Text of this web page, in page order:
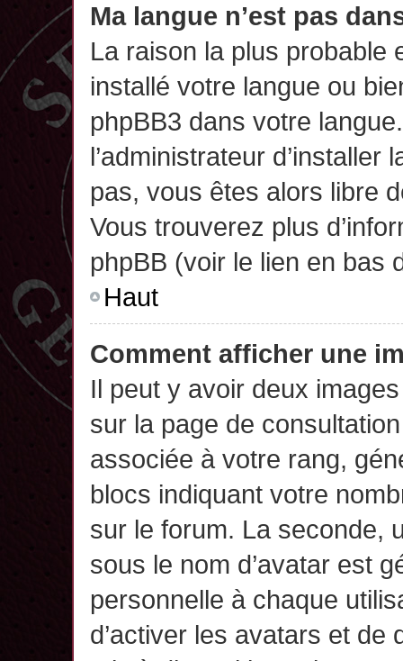
Ma langue n’est pas
La raison la plus probable
installé votre langue ou
phpBB3 dans votre
l’administrateur d’installer
pas, vous êtes alors libre
Vous trouverez plus
phpBB (voir le lien en bas
Haut
Comment afficher une
Il peut y avoir deux
sur la page de
associée à votre rang,
blocs indiquant votre
sur le forum. La seconde,
sous le nom d’avatar est
personnelle à chaque
d’activer les avatars et de